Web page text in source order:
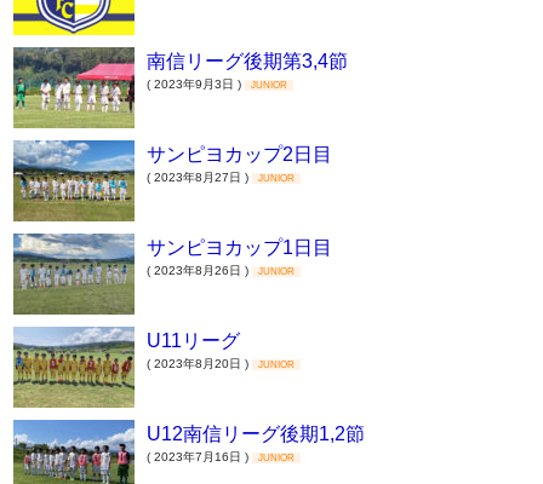
南信リーグ後期第3,4節
( 2023年9月3日 ) JUNIOR
サンピヨカップ2日目
( 2023年8月27日 ) JUNIOR
サンピヨカップ1日目
( 2023年8月26日 ) JUNIOR
U11リーグ
( 2023年8月20日 ) JUNIOR
U12南信リーグ後期1,2節
( 2023年7月16日 ) JUNIOR